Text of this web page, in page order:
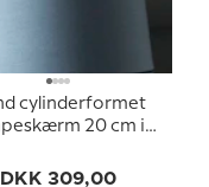
cylinderformet
20 cm i
DKK 309,00